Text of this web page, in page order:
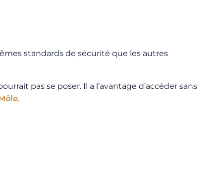
standards de sécurité que les autres
pas se poser. Il a l’avantage d’accéder sans
.